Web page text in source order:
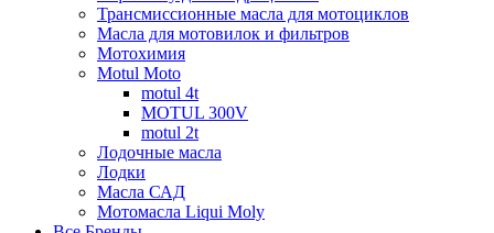
Трансмиссионные масла для мотоциклов
Масла для мотовилок и фильтров
Мотохимия
Motul Moto
motul 4t
MOTUL 300V
motul 2t
Лодочные масла
Лодки
Масла САД
Мотомасла Liqui Moly